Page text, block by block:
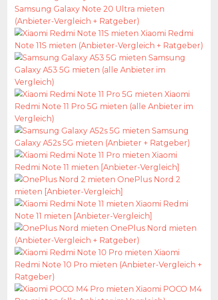
Samsung Galaxy Note 20 Ultra mieten
(Anbieter-Vergleich + Ratgeber)
Xiaomi Redmi
Note 11S mieten (Anbieter-Vergleich + Ratgeber)
Samsung
Galaxy A53 5G mieten (alle Anbieter im
Vergleich)
Xiaomi
Redmi Note 11 Pro 5G mieten (alle Anbieter im
Vergleich)
Samsung
Galaxy A52s 5G mieten (Anbieter + Ratgeber)
Xiaomi
Redmi Note 11 mieten [Anbieter-Vergleich]
OnePlus Nord 2
mieten [Anbieter-Vergleich]
Xiaomi Redmi
Note 11 mieten [Anbieter-Vergleich]
OnePlus Nord mieten
(Anbieter-Vergleich + Ratgeber)
Xiaomi
Redmi Note 10 Pro mieten (Anbieter-Vergleich +
Ratgeber)
Xiaomi POCO M4